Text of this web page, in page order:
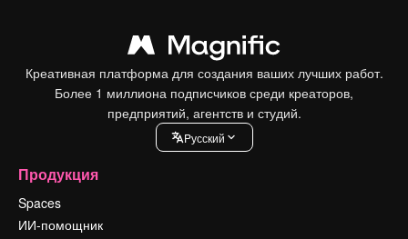
Креативная платформа для создания ваших лучших работ.
Более 1 миллиона подписчиков среди креаторов,
предприятий, агентств и студий.
Pусский
Продукция
Spaces
ИИ-помощник